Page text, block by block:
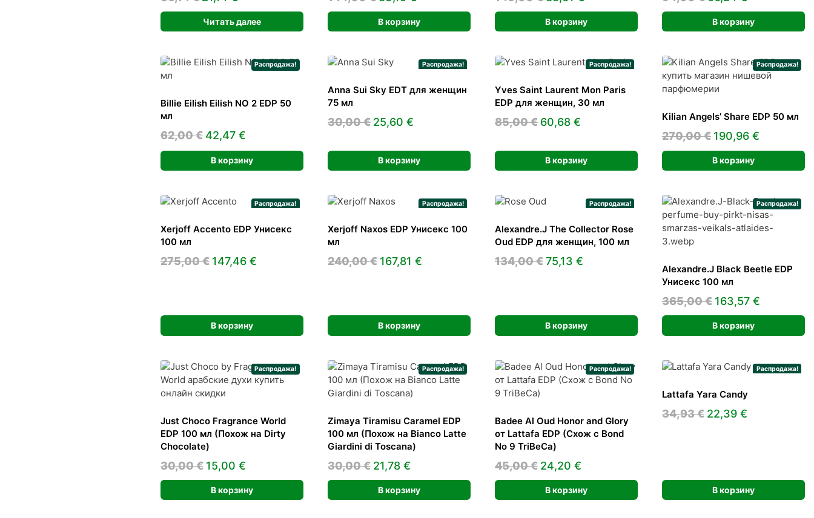
цена
составляла
цена:
21,14 €.
Читать далее
цена
составляла
цена:
83,15 €.
В корзину
цена
составляла
цена:
88,61 €.
В корзину
цена
составляла
цена:
66,24 €.
В корзину
Распродажа!
Billie Eilish Eilish NO 2 EDP 50
мл
62,00€ Первоначальная
цена
составляла
42,47 €Текущая
цена:
42,47 €.
В корзину
Распродажа!
Anna Sui Sky EDT для женщин
75 мл
30,00€ Первоначальная
составляла
30,00 €.
25,60 €Текущая
25,60 €.
В корзину
Распродажа!
Yves Saint Laurent Mon Paris
EDP для женщин, 30 мл
85,00€ Первоначальная
составляла
85,00 €.
60,68 €Текущая
60,68 €.
В корзину
Распродажа!
Kilian Angels’ Share EDP 50 мл
270,00€ Первоначальная
цена
составляла
190,96 €Текущая
цена:
190,96 €.
В корзину
Распродажа!
Xerjoff Accento EDP Унисекс
100 мл
275,00€ Первоначальная
147,46 €Текущая
В корзину
Распродажа!
Xerjoff Naxos EDP Унисекс 100
мл
240,00€ Первоначальная
167,81 €Текущая
В корзину
Распродажа!
Alexandre.J The Collector Rose
Oud EDP для женщин, 100 мл
134,00€ Первоначальная
75,13 €Текущая
В корзину
Распродажа!
Alexandre.J Black Beetle EDP
Унисекс 100 мл
365,00€ Первоначальная
цена
составляла
163,57 €Текущая
цена:
163,57 €.
В корзину
Распродажа!
Just Choco Fragrance World
EDP 100 мл (Похож на Dirty
Chocolate)
30,00€ Первоначальная
цена
составляла
15,00 €Текущая
цена:
15,00 €.
В корзину
Распродажа!
Zimaya Tiramisu Caramel EDP
100 мл (Похож на Bianco Latte
Giardini di Toscana)
30,00€ Первоначальная
цена
составляла
21,78 €Текущая
цена:
21,78 €.
В корзину
Распродажа!
Badee Al Oud Honor and Glory
от Lattafa EDP (Схож с Bond
No 9 TriBeCa)
45,00€ Первоначальная
цена
составляла
24,20 €Текущая
цена:
24,20 €.
В корзину
Распродажа!
Lattafa Yara Candy
34,93€ Первоначальная
22,39 €Текущая
В корзину